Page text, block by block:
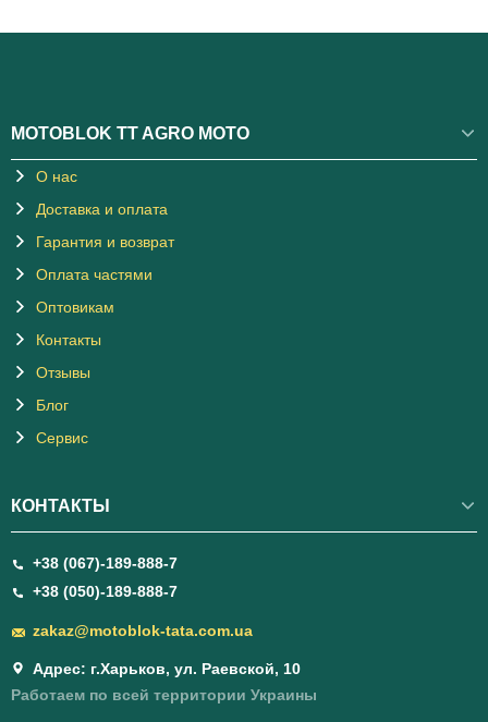
MOTOBLOK TT AGRO MOTO
О нас
Доставка и оплата
Гарантия и возврат
Оплата частями
Оптовикам
Контакты
Отзывы
Блог
Сервис
КОНТАКТЫ
+38 (067)-189-888-7
+38 (050)-189-888-7
zakaz@motoblok-tata.com.ua
Адрес: г.Харьков, ул. Раевской, 10
Работаем по всей территории Украины